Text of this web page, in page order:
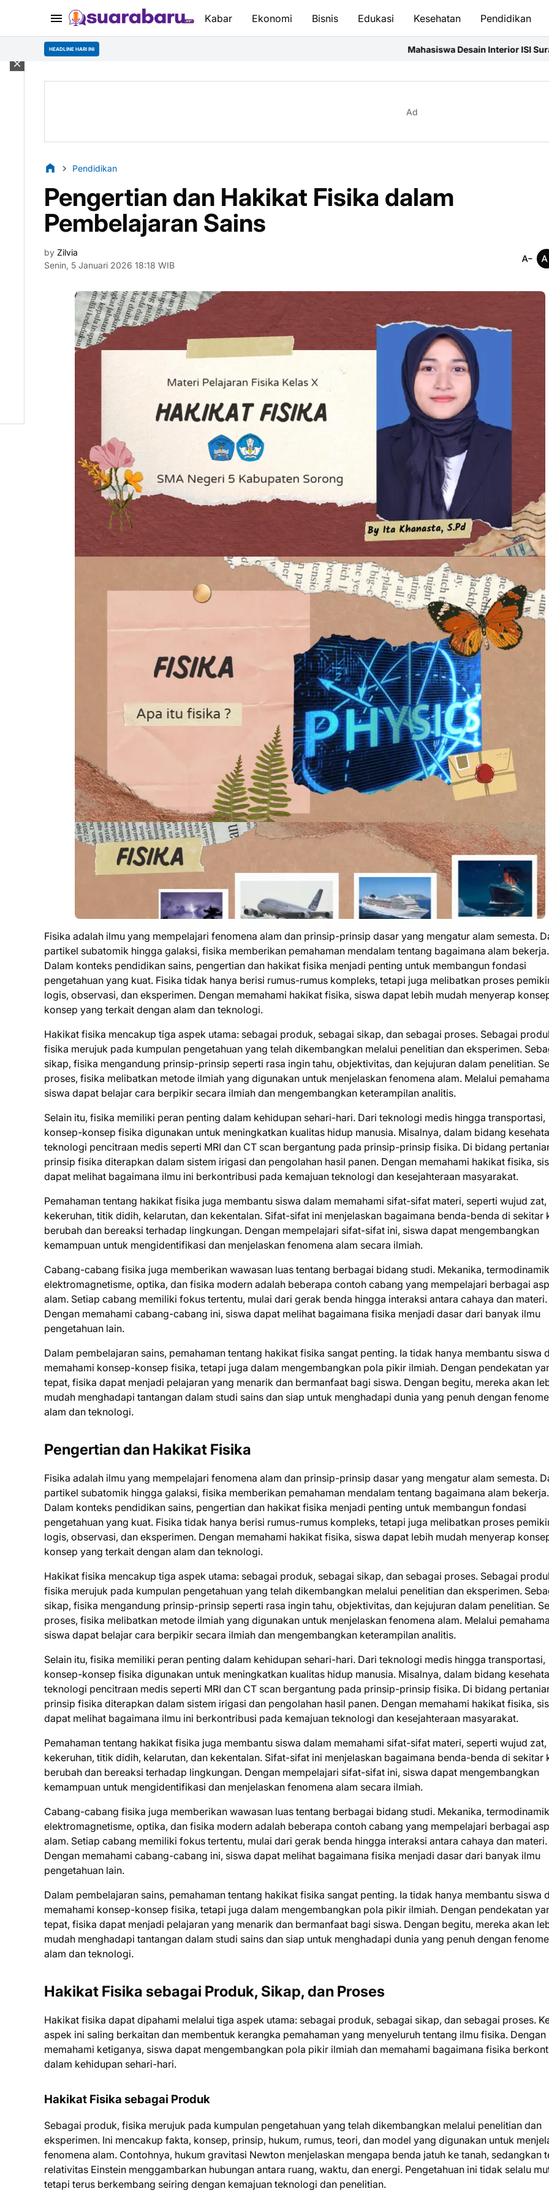
Kabar Ekonomi Bisnis Edukasi Kesehatan Pendidikan
HEADLINE HARI INI Mahasiswa Desain Interior ISI Surakarta Asah
Ad
Pendidikan
Pengertian dan Hakikat Fisika dalam
Pembelajaran Sains
by Zilvia
Senin, 5 Januari 2026 18:18 WIB
Fisika adalah ilmu yang mempelajari fenomena alam dan prinsip-prinsip dasar yang mengatur alam semesta.
partikel subatomik hingga galaksi, fisika memberikan pemahaman mendalam tentang bagaimana alam bekerja.
Dalam konteks pendidikan sains, pengertian dan hakikat fisika menjadi penting untuk membangun fondasi
pengetahuan yang kuat. Fisika tidak hanya berisi rumus-rumus kompleks, tetapi juga melibatkan proses
logis, observasi, dan eksperimen. Dengan memahami hakikat fisika, siswa dapat lebih mudah menyerap
konsep yang terkait dengan alam dan teknologi.
Hakikat fisika mencakup tiga aspek utama: sebagai produk, sebagai sikap, dan sebagai proses. Sebagai
fisika merujuk pada kumpulan pengetahuan yang telah dikembangkan melalui penelitian dan eksperimen.
sikap, fisika mengandung prinsip-prinsip seperti rasa ingin tahu, objektivitas, dan kejujuran dalam penelitian.
proses, fisika melibatkan metode ilmiah yang digunakan untuk menjelaskan fenomena alam. Melalui
siswa dapat belajar cara berpikir secara ilmiah dan mengembangkan keterampilan analitis.
Selain itu, fisika memiliki peran penting dalam kehidupan sehari-hari. Dari teknologi medis hingga transportasi,
konsep-konsep fisika digunakan untuk meningkatkan kualitas hidup manusia. Misalnya, dalam bidang
teknologi pencitraan medis seperti MRI dan CT scan bergantung pada prinsip-prinsip fisika. Di bidang
prinsip fisika diterapkan dalam sistem irigasi dan pengolahan hasil panen. Dengan memahami hakikat fisika,
dapat melihat bagaimana ilmu ini berkontribusi pada kemajuan teknologi dan kesejahteraan masyarakat.
Pemahaman tentang hakikat fisika juga membantu siswa dalam memahami sifat-sifat materi, seperti wujud zat,
kekeruhan, titik didih, kelarutan, dan kekentalan. Sifat-sifat ini menjelaskan bagaimana benda-benda di sekitar
berubah dan bereaksi terhadap lingkungan. Dengan mempelajari sifat-sifat ini, siswa dapat mengembangkan
kemampuan untuk mengidentifikasi dan menjelaskan fenomena alam secara ilmiah.
Cabang-cabang fisika juga memberikan wawasan luas tentang berbagai bidang studi. Mekanika,
elektromagnetisme, optika, dan fisika modern adalah beberapa contoh cabang yang mempelajari berbagai
alam. Setiap cabang memiliki fokus tertentu, mulai dari gerak benda hingga interaksi antara cahaya dan materi.
Dengan memahami cabang-cabang ini, siswa dapat melihat bagaimana fisika menjadi dasar dari banyak ilmu
pengetahuan lain.
Dalam pembelajaran sains, pemahaman tentang hakikat fisika sangat penting. Ia tidak hanya membantu siswa
memahami konsep-konsep fisika, tetapi juga dalam mengembangkan pola pikir ilmiah. Dengan pendekatan
tepat, fisika dapat menjadi pelajaran yang menarik dan bermanfaat bagi siswa. Dengan begitu, mereka akan
mudah menghadapi tantangan dalam studi sains dan siap untuk menghadapi dunia yang penuh dengan
alam dan teknologi.
Pengertian dan Hakikat Fisika
Fisika adalah ilmu yang mempelajari fenomena alam dan prinsip-prinsip dasar yang mengatur alam semesta.
partikel subatomik hingga galaksi, fisika memberikan pemahaman mendalam tentang bagaimana alam bekerja.
Dalam konteks pendidikan sains, pengertian dan hakikat fisika menjadi penting untuk membangun fondasi
pengetahuan yang kuat. Fisika tidak hanya berisi rumus-rumus kompleks, tetapi juga melibatkan proses
logis, observasi, dan eksperimen. Dengan memahami hakikat fisika, siswa dapat lebih mudah menyerap
konsep yang terkait dengan alam dan teknologi.
Hakikat fisika mencakup tiga aspek utama: sebagai produk, sebagai sikap, dan sebagai proses. Sebagai
fisika merujuk pada kumpulan pengetahuan yang telah dikembangkan melalui penelitian dan eksperimen.
sikap, fisika mengandung prinsip-prinsip seperti rasa ingin tahu, objektivitas, dan kejujuran dalam penelitian.
proses, fisika melibatkan metode ilmiah yang digunakan untuk menjelaskan fenomena alam. Melalui
siswa dapat belajar cara berpikir secara ilmiah dan mengembangkan keterampilan analitis.
Selain itu, fisika memiliki peran penting dalam kehidupan sehari-hari. Dari teknologi medis hingga transportasi,
konsep-konsep fisika digunakan untuk meningkatkan kualitas hidup manusia. Misalnya, dalam bidang
teknologi pencitraan medis seperti MRI dan CT scan bergantung pada prinsip-prinsip fisika. Di bidang
prinsip fisika diterapkan dalam sistem irigasi dan pengolahan hasil panen. Dengan memahami hakikat fisika,
dapat melihat bagaimana ilmu ini berkontribusi pada kemajuan teknologi dan kesejahteraan masyarakat.
Pemahaman tentang hakikat fisika juga membantu siswa dalam memahami sifat-sifat materi, seperti wujud zat,
kekeruhan, titik didih, kelarutan, dan kekentalan. Sifat-sifat ini menjelaskan bagaimana benda-benda di sekitar
berubah dan bereaksi terhadap lingkungan. Dengan mempelajari sifat-sifat ini, siswa dapat mengembangkan
kemampuan untuk mengidentifikasi dan menjelaskan fenomena alam secara ilmiah.
Cabang-cabang fisika juga memberikan wawasan luas tentang berbagai bidang studi. Mekanika,
elektromagnetisme, optika, dan fisika modern adalah beberapa contoh cabang yang mempelajari berbagai
alam. Setiap cabang memiliki fokus tertentu, mulai dari gerak benda hingga interaksi antara cahaya dan materi.
Dengan memahami cabang-cabang ini, siswa dapat melihat bagaimana fisika menjadi dasar dari banyak ilmu
pengetahuan lain.
Dalam pembelajaran sains, pemahaman tentang hakikat fisika sangat penting. Ia tidak hanya membantu siswa
memahami konsep-konsep fisika, tetapi juga dalam mengembangkan pola pikir ilmiah. Dengan pendekatan
tepat, fisika dapat menjadi pelajaran yang menarik dan bermanfaat bagi siswa. Dengan begitu, mereka akan
mudah menghadapi tantangan dalam studi sains dan siap untuk menghadapi dunia yang penuh dengan
alam dan teknologi.
Hakikat Fisika sebagai Produk, Sikap, dan Proses
Hakikat fisika dapat dipahami melalui tiga aspek utama: sebagai produk, sebagai sikap, dan sebagai proses.
aspek ini saling berkaitan dan membentuk kerangka pemahaman yang menyeluruh tentang ilmu fisika. Dengan
memahami ketiganya, siswa dapat mengembangkan pola pikir ilmiah dan memahami bagaimana fisika
dalam kehidupan sehari-hari.
Hakikat Fisika sebagai Produk
Sebagai produk, fisika merujuk pada kumpulan pengetahuan yang telah dikembangkan melalui penelitian dan
eksperimen. Ini mencakup fakta, konsep, prinsip, hukum, rumus, teori, dan model yang digunakan untuk
fenomena alam. Contohnya, hukum gravitasi Newton menjelaskan mengapa benda jatuh ke tanah, sedangkan
relativitas Einstein menggambarkan hubungan antara ruang, waktu, dan energi. Pengetahuan ini tidak selalu
tetapi terus berkembang seiring dengan kemajuan teknologi dan penelitian.